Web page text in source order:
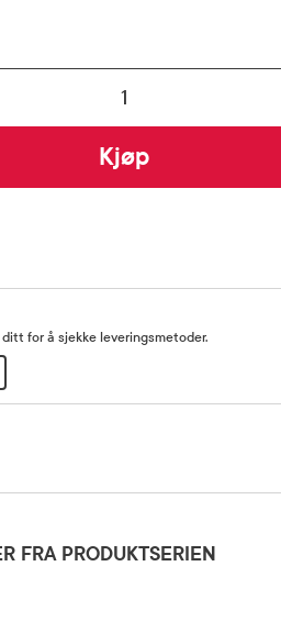
Kjøp
for å sjekke leveringsmetoder.
FRA PRODUKTSERIEN